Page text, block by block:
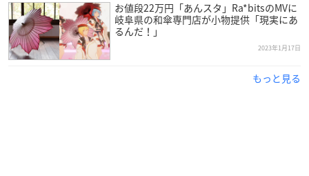
お値段22万円「あんスタ」Ra*bitsのMVに
岐阜県の和傘専門店が小物提供「現実にあ
るんだ！」
2023年1月17日
もっと見る